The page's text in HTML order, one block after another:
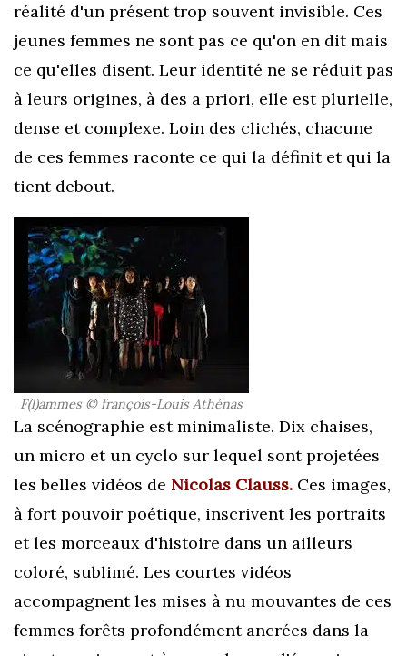
réalité d'un présent trop souvent invisible. Ces
jeunes femmes ne sont pas ce qu'on en dit mais
ce qu'elles disent. Leur identité ne se réduit pas
à leurs origines, à des a priori, elle est plurielle,
dense et complexe. Loin des clichés, chacune
de ces femmes raconte ce qui la définit et qui la
tient debout.
F(l)ammes © françois-Louis Athénas
La scénographie est minimaliste. Dix chaises,
un micro et un cyclo sur lequel sont projetées
les belles vidéos de Nicolas Clauss. Ces images,
à fort pouvoir poétique, inscrivent les portraits
et les morceaux d'histoire dans un ailleurs
coloré, sublimé. Les courtes vidéos
accompagnent les mises à nu mouvantes de ces
femmes forêts profondément ancrées dans la